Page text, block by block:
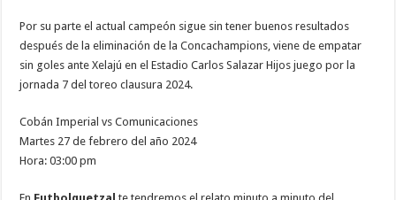
Por su parte el actual campeón sigue sin tener buenos resultados
después de la eliminación de la Concachampions, viene de empatar
sin goles ante Xelajú en el Estadio Carlos Salazar Hijos juego por la
jornada 7 del toreo clausura 2024.
Cobán Imperial vs Comunicaciones
Martes 27 de febrero del año 2024
Hora: 03:00 pm